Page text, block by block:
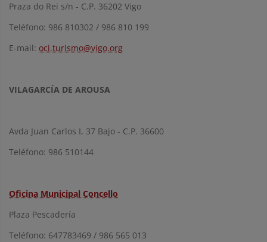
Praza do Rei s/n - C.P. 36202 Vigo
Teléfono: 986 810302 / 986 810 199
E-mail: oci.turismo@vigo.org
VILAGARCÍA DE AROUSA
Avda Juan Carlos I, 37 Bajo - C.P. 36600
Teléfono: 986 510144
Oficina Municipal Concello
Plaza Pescadería
Teléfono: 647783469 / 986 565 013